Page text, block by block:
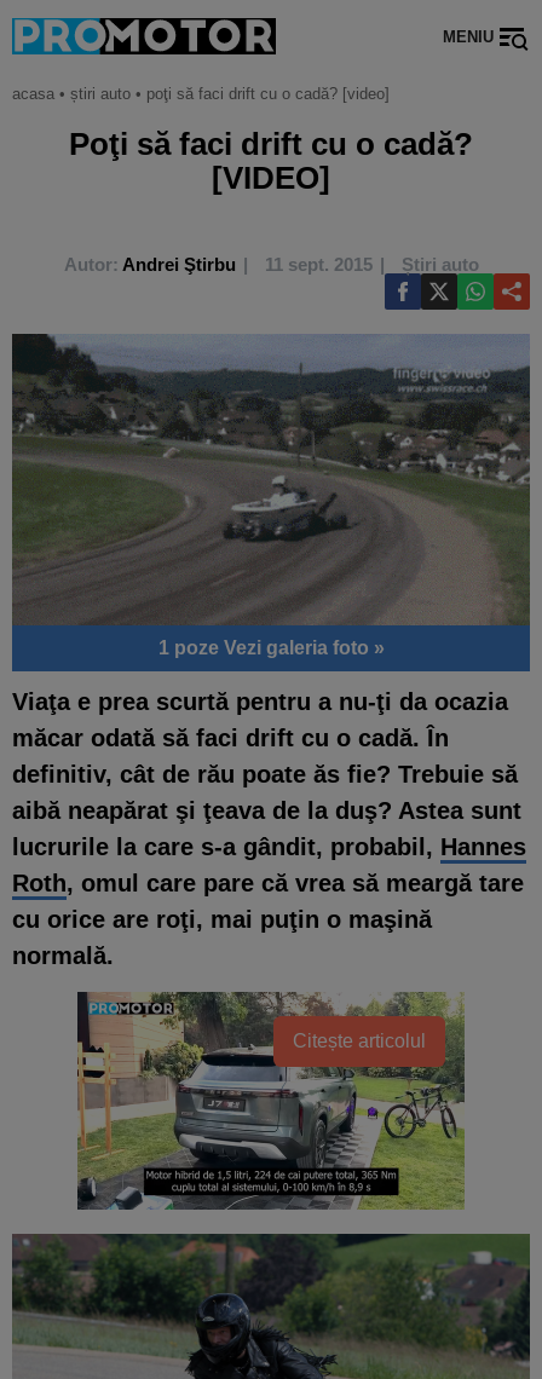
MENIU
acasa • știri auto • poţi să faci drift cu o cadă? [video]
Poţi să faci drift cu o cadă?
[VIDEO]
Autor: Andrei Ştirbu 11 sept. 2015 Știri auto
1 poze Vezi galeria foto »
Viaţa e prea scurtă pentru a nu-ţi da ocazia
măcar odată să faci drift cu o cadă. În
definitiv, cât de rău poate ăs fie? Trebuie să
aibă neapărat şi ţeava de la duş? Astea sunt
lucrurile la care s-a gândit, probabil, Hannes
Roth, omul care pare că vrea să meargă tare
cu orice are roţi, mai puţin o maşină
normală.
Citește articolul